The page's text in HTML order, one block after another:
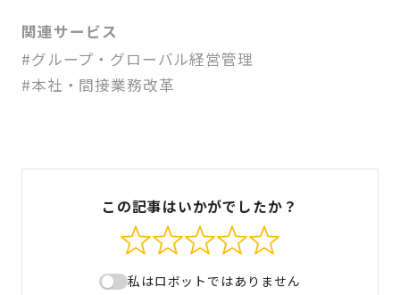
関連サービス
#グループ・グローバル経営管理
#本社・間接業務改革
この記事はいかがでしたか？
私はロボットではありません